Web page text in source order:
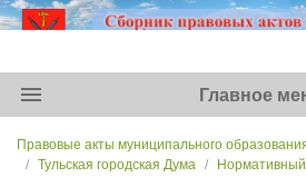
menu Главное
Правовые акты муниципального
Тульская городская Дума